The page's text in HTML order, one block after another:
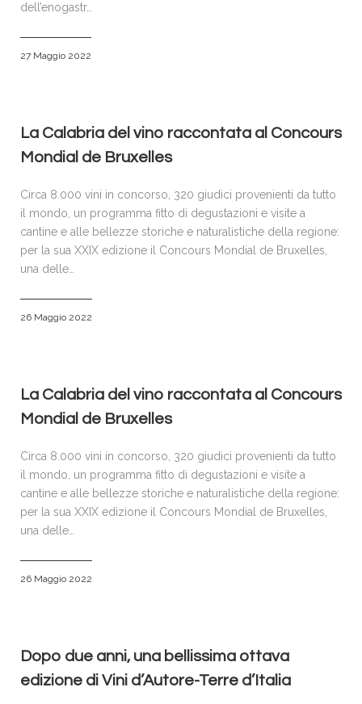
dell’enogastr…
27 Maggio 2022
La Calabria del vino raccontata al Concours
Mondial de Bruxelles
Circa 8.000 vini in concorso, 320 giudici provenienti da tutto
il mondo, un programma fitto di degustazioni e visite a
cantine e alle bellezze storiche e naturalistiche della regione:
per la sua XXIX edizione il Concours Mondial de Bruxelles,
una delle…
26 Maggio 2022
La Calabria del vino raccontata al Concours
Mondial de Bruxelles
Circa 8.000 vini in concorso, 320 giudici provenienti da tutto
il mondo, un programma fitto di degustazioni e visite a
cantine e alle bellezze storiche e naturalistiche della regione:
per la sua XXIX edizione il Concours Mondial de Bruxelles,
una delle…
26 Maggio 2022
Dopo due anni, una bellissima ottava
edizione di Vini d’Autore-Terre d’Italia